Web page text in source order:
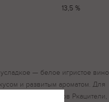
13,5 %
— белое игристое вино
и развитым ароматом. Для
виноград сортов Ркацители,